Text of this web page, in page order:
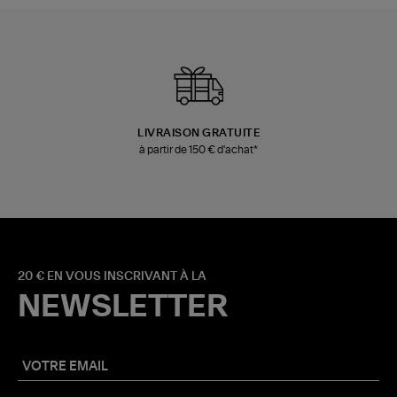
LIVRAISON GRATUITE
à partir de 150 € d'achat*
20 € EN VOUS INSCRIVANT À LA
NEWSLETTER